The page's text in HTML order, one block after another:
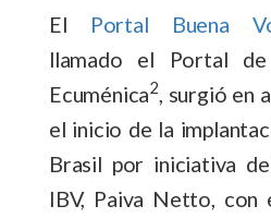
El Portal Buena
llamado el Portal de
Ecuménica2
, surgió en
el inicio de la
Brasil por iniciativa
IBV, Paiva Netto,